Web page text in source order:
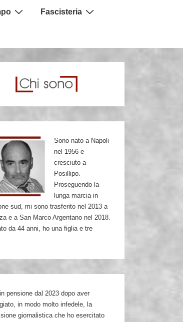
Fascisteria
Sono nato a Napoli
nel 1956 e
cresciuto a
Posillipo.
Proseguendo la
lunga marcia in
sud, mi sono trasferito nel 2013 a
e a San Marco Argentano nel 2018.
da 44 anni, ho una figlia e tre
pensione dal 2023 dopo aver
in modo molto infedele, la
giornalistica che ho esercitato